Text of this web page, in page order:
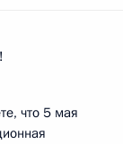
что 5 мая